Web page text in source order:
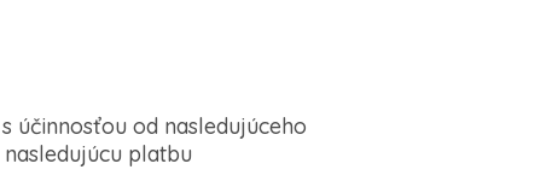
účinnosťou od nasledujúceho
platbu